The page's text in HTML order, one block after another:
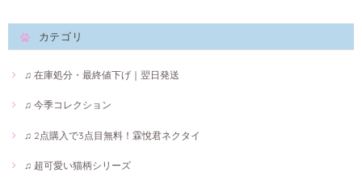
カテゴリ
♫ 在庫処分・最終値下げ｜翌日発送
♫ 今季コレクション
♫ 2点購入で3点目無料！霖悅君ネクタイ
♫ 超可愛い猫柄シリーズ